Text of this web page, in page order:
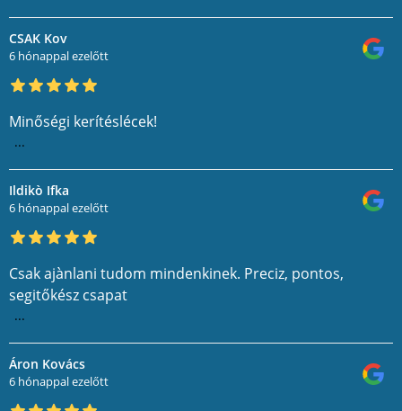
CSAK Kov
6 hónappal ezelőtt
Minőségi kerítéslécek!
...
Ildikò Ifka
6 hónappal ezelőtt
Csak ajànlani tudom mindenkinek. Preciz, pontos,
segitőkész csapat
...
Áron Kovács
6 hónappal ezelőtt